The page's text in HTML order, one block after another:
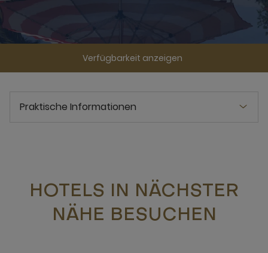
Verfügbarkeit anzeigen
Praktische Informationen
HOTELS IN NÄCHSTER
NÄHE BESUCHEN